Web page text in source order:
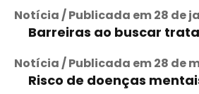
Notícia / Publicada em 28 de
Barreiras ao buscar
Notícia / Publicada em 28 de
Risco de doenças